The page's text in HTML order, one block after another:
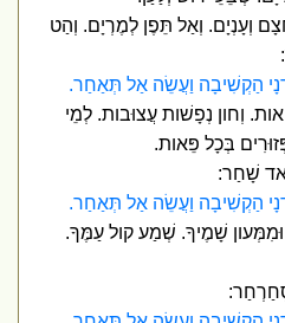
וְעָנְיָם. וְאַל תֵּפֶן לְמֶרְיָם. וְהַט
הַקְשִׁיבָה וַעֲשֵׂה אַל תְּאַחַר.
וְחון נְפָשׁות עֲצוּבות. לְמֵי
בְּכָל פֵּאות.
שָׁחַר:
הַקְשִׁיבָה וַעֲשֵׂה אַל תְּאַחַר.
שָׁמֶיךָ. שְׁמַע קול עַמֶּךָ.